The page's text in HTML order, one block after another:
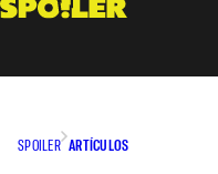
SPOILER ARTÍCULOS